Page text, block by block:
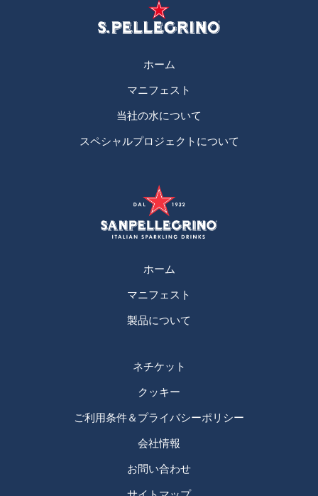
ホーム
マニフェスト
当社の水について
スペシャルプロジェクトについて
ホーム
マニフェスト
製品について
ネチケット
クッキー
ご利用条件＆プライバシーポリシー
会社情報
お問い合わせ